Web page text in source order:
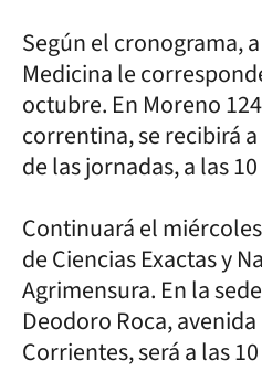
Según el cronograma,
Medicina le
octubre. En Moreno
correntina, se recibirá
de las jornadas, a las
Continuará el
de Ciencias Exactas y
Agrimensura. En la
Deodoro Roca,
Corrientes, será a las